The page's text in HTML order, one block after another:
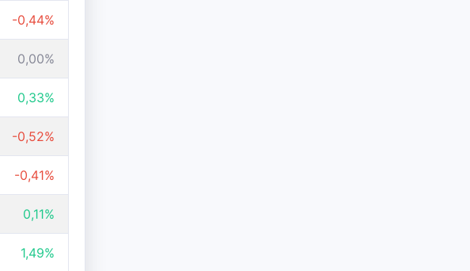
-0,44%
0,00%
0,33%
-0,52%
-0,41%
0,11%
1,49%